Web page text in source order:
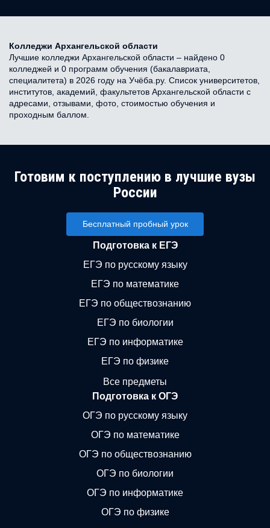
Колледжи Архангельской области
Лучшие колледжи Архангельской области – найдено 0
колледжей и 0 программ обучения (бакалавриата,
специалитета) в 2026 году на Учёба.ру. Список университетов,
институтов, академий, факультетов Архангельской области с
адресами, отзывами, фото, стоимостью обучения и
проходным баллом.
Готовим к поступлению в лучшие вузы
России
Бесплатный пробный урок
Подготовка к ЕГЭ
ЕГЭ по русскому языку
ЕГЭ по математике
ЕГЭ по обществознанию
ЕГЭ по биологии
ЕГЭ по информатике
ЕГЭ по физике
Все предметы
Подготовка к ОГЭ
ОГЭ по русскому языку
ОГЭ по математике
ОГЭ по обществознанию
ОГЭ по биологии
ОГЭ по информатике
ОГЭ по физике